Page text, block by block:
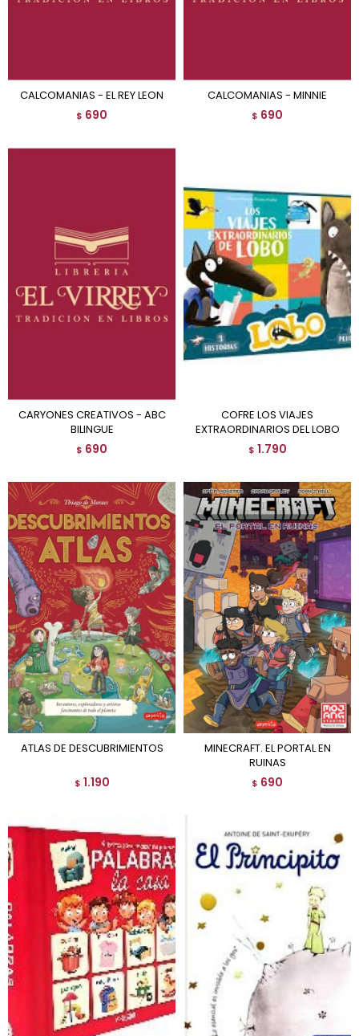
CALCOMANIAS - EL REY LEON
$ 690
CALCOMANIAS - MINNIE
$ 690
CARYONES CREATIVOS - ABC
BILINGUE
$ 690
COFRE LOS VIAJES
EXTRAORDINARIOS DEL LOBO
$ 1.790
ATLAS DE DESCUBRIMIENTOS
$ 1.190
MINECRAFT. EL PORTAL EN
RUINAS
$ 690